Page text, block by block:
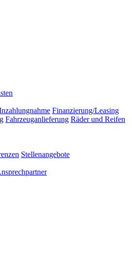
Finanzierung/Leasing
Fahrzeuganlieferung Räder und Reifen
Stellenangebote